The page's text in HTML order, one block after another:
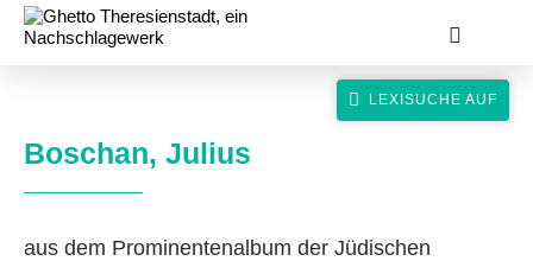
Boschan, Julius
aus dem Prominentenalbum der Jüdischen